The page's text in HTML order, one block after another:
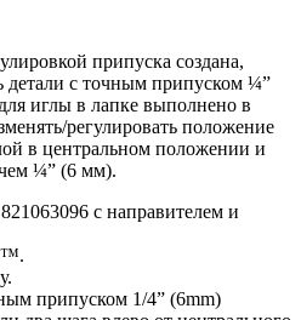
припуска создана,
детали с точным припуском ¼”
иглы в лапке выполнено в
регулировать положение
в центральном положении и
¼” (6 мм).
с направителем и
припуском 1/4” (6mm)